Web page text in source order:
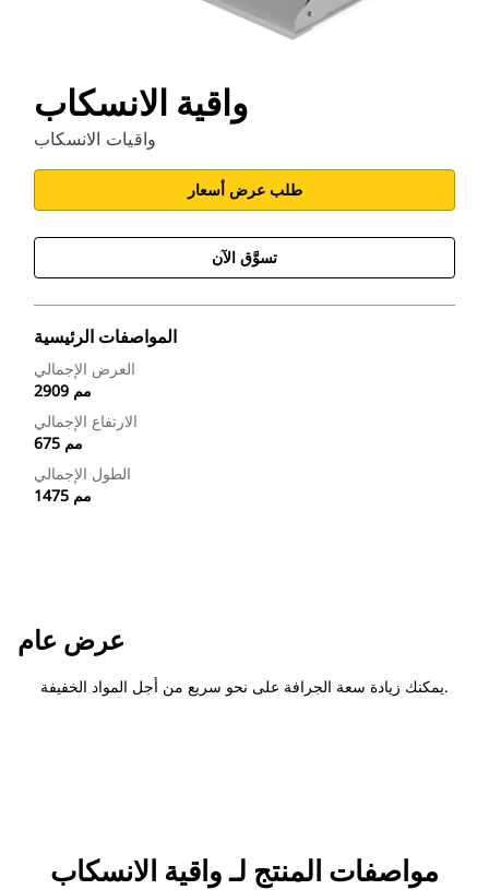
واقية الانسكاب
واقيات الانسكاب
طلب عرض أسعار
تسوَّق الآن
المواصفات الرئيسية
العرض الإجمالي
2909 مم
الارتفاع الإجمالي
675 مم
الطول الإجمالي
1475 مم
عرض عام
يمكنك زيادة سعة الجرافة على نحو سريع من أجل المواد الخفيفة.
مواصفات المنتج لـ واقية الانسكاب